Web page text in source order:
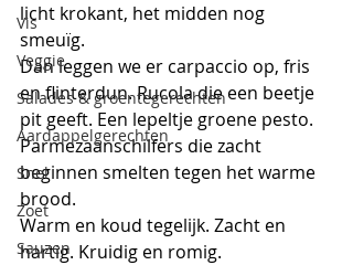
Vis
Veggie
Salades & groentegerechten
Aardappelgerechten
Snel
Zoet
Sauzen
licht krokant, het midden nog
smeuïg.
Dan leggen we er carpaccio op, fris
en flinterdun. Rucola die een beetje
pit geeft. Een lepeltje groene pesto.
Parmezaanschilfers die zacht
beginnen smelten tegen het warme
brood.
Warm en koud tegelijk. Zacht en
hartig. Kruidig en romig.